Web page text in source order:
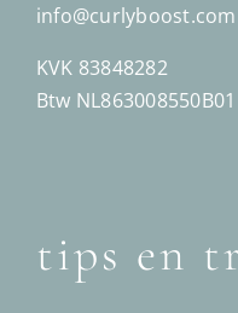
info@curlyboost.com
KVK 83848282
Btw NL863008550B01
tips en